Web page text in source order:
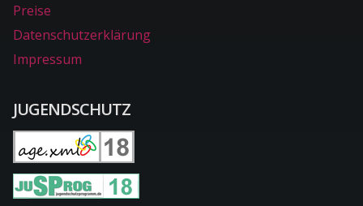
Preise
Datenschutzerklärung
Impressum
JUGENDSCHUTZ